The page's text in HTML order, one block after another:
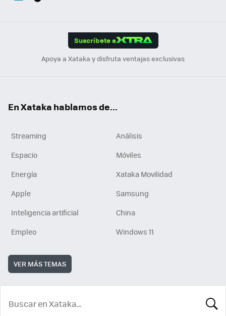
Suscríbete a
Apoya a Xataka y disfruta ventajas exclusivas
En Xataka hablamos de...
Streaming
Análisis
Espacio
Móviles
Energía
Xataka Movilidad
Apple
Samsung
Inteligencia artificial
China
Empleo
Windows 11
VER MÁS TEMAS